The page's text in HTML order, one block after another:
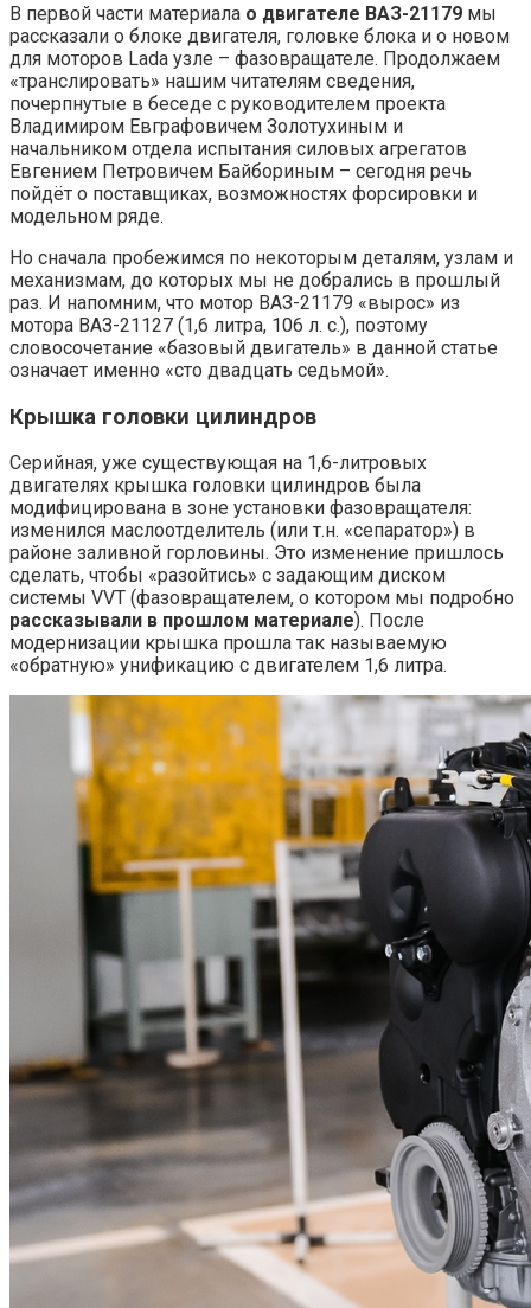
В первой части материала о двигателе ВАЗ-21179 мы
рассказали о блоке двигателя, головке блока и о новом
для моторов Lada узле – фазовращателе. Продолжаем
«транслировать» нашим читателям сведения,
почерпнутые в беседе с руководителем проекта
Владимиром Евграфовичем Золотухиным и
начальником отдела испытания силовых агрегатов
Евгением Петровичем Байбориным – сегодня речь
пойдёт о поставщиках, возможностях форсировки и
модельном ряде.
Но сначала пробежимся по некоторым деталям, узлам и
механизмам, до которых мы не добрались в прошлый
раз. И напомним, что мотор ВАЗ-21179 «вырос» из
мотора ВАЗ-21127 (1,6 литра, 106 л. с.), поэтому
словосочетание «базовый двигатель» в данной статье
означает именно «сто двадцать седьмой».
Крышка головки цилиндров
Серийная, уже существующая на 1,6-литровых
двигателях крышка головки цилиндров была
модифицирована в зоне установки фазовращателя:
изменился маслоотделитель (или т.н. «сепаратор») в
районе заливной горловины. Это изменение пришлось
сделать, чтобы «разойтись» с задающим диском
системы VVT (фазовращателем, о котором мы подробно
рассказывали в прошлом материале). После
модернизации крышка прошла так называемую
«обратную» унификацию с двигателем 1,6 литра.